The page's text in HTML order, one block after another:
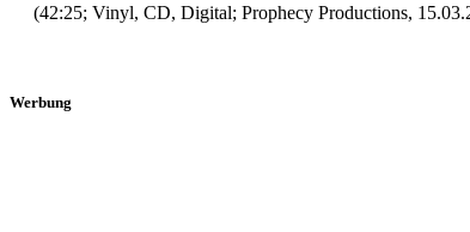
(42:25; Vinyl, CD, Digital; Prophecy Productions,
Werbung